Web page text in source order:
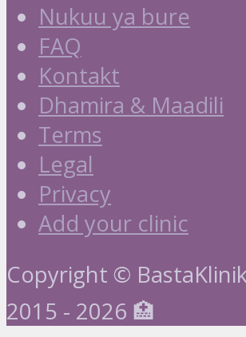
Nukuu ya bure
FAQ
Kontakt
Dhamira & Maadili
Terms
Legal
Privacy
Add your clinic
Copyright ©
2015 - 2026 🏥